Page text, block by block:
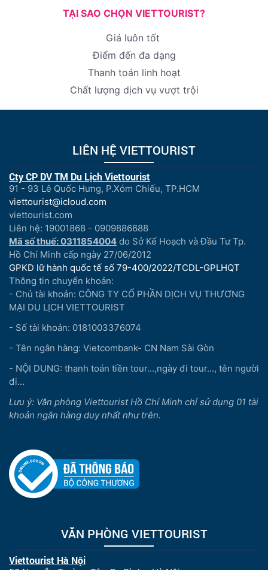
TẠI SAO CHỌN VIETTOURIST?
Giá luôn tốt
Điểm đến đa dạng
Thanh toán linh hoạt
Chất lượng dịch vụ vượt trội
LIÊN HỆ VIETTOURIST
Cty CP DV TM Du Lịch Viettourist
91 - 93 Lê Quốc Hưng, P.Xóm Chiếu, TP.HCM
viettourist@icloud.com
viettourist.com
Liên hệ: 19001868 - 0909886688
Mã số thuế: 0311854004 do Sở Kế Hoạch và Đầu Tư Tp.
Hồ Chí Minh cấp ngày 27/06/2012
GPKD lữ hành quốc tế số 79-400/2022/TCDL-GPLHQT
Thông tin chuyển khoản:
- Chủ tài khoản: CÔNG TY CỔ PHẦN DỊCH VỤ THƯƠNG
MẠI DU LỊCH VIETTOURIST
- Số tài khoản: 0181003376074
- Tên ngân hàng: Vietcombank- CN Nam Sài Gòn
- NỘI DUNG: thanh toán tiền tour...,ngày đi tour..., tên người
đi...
Lưu ý: Văn phòng Viettourist Hồ Chí Minh chỉ sử dụng 01 tài
khoản ngân hàng duy nhất như trên.
VĂN PHÒNG VIETTOURIST
Viettourist Hà Nội